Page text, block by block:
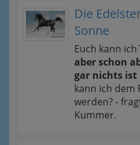
Die
Sonne
Euch kann
aber schon
gar nichts
kann ich dem
werden? -
Kummer.